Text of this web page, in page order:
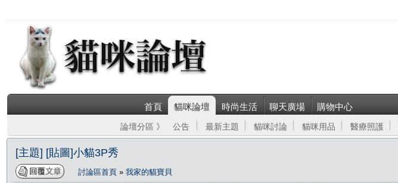
首頁 貓咪論壇 時尚生活 聊天廣場 購物中心
論壇分區 》 公告 最新主題 貓咪討論 貓咪用品 醫療照護
[主題] [貼圖]小貓3P秀
討論區首頁 » 我家的貓寶貝